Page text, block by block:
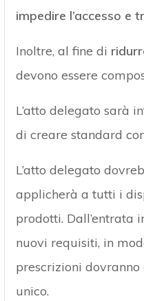
impedire l’accesso e
Inoltre, al fine di
devono essere
L’atto delegato sarà
di creare standard
L’atto delegato
applicherà a tutti i
prodotti. Dall’entrata
nuovi requisiti, in
prescrizioni
unico.